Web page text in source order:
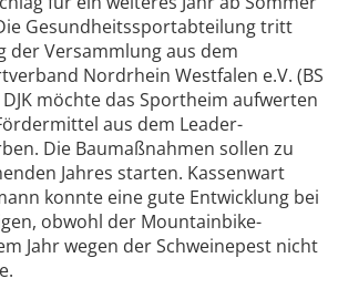
Gesundheitssportabteilung tritt
der Versammlung aus dem
Nordrhein Westfalen e.V. (BS
DJK möchte das Sportheim aufwerten
aus dem Leader-
Die Baumaßnahmen sollen zu
Jahres starten. Kassenwart
konnte eine gute Entwicklung bei
obwohl der Mountainbike-
Jahr wegen der Schweinepest nicht